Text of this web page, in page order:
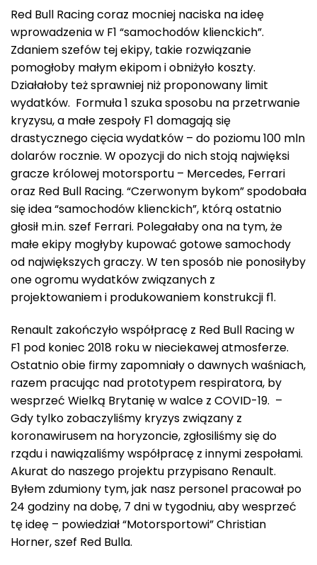
Red Bull Racing coraz mocniej naciska na ideę
wprowadzenia w F1 “samochodów klienckich”.
Zdaniem szefów tej ekipy, takie rozwiązanie
pomogłoby małym ekipom i obniżyło koszty.
Działałoby też sprawniej niż proponowany limit
wydatków. Formuła 1 szuka sposobu na przetrwanie
kryzysu, a małe zespoły F1 domagają się
drastycznego cięcia wydatków – do poziomu 100 mln
dolarów rocznie. W opozycji do nich stoją najwięksi
gracze królowej motorsportu – Mercedes, Ferrari
oraz Red Bull Racing. “Czerwonym bykom” spodobała
się idea “samochodów klienckich”, którą ostatnio
głosił m.in. szef Ferrari. Polegałaby ona na tym, że
małe ekipy mogłyby kupować gotowe samochody
od największych graczy. W ten sposób nie ponosiłyby
one ogromu wydatków związanych z
projektowaniem i produkowaniem konstrukcji f1.
Renault zakończyło współpracę z Red Bull Racing w
F1 pod koniec 2018 roku w nieciekawej atmosferze.
Ostatnio obie firmy zapomniały o dawnych waśniach,
razem pracując nad prototypem respiratora, by
wesprzeć Wielką Brytanię w walce z COVID-19. –
Gdy tylko zobaczyliśmy kryzys związany z
koronawirusem na horyzoncie, zgłosiliśmy się do
rządu i nawiązaliśmy współpracę z innymi zespołami.
Akurat do naszego projektu przypisano Renault.
Byłem zdumiony tym, jak nasz personel pracował po
24 godziny na dobę, 7 dni w tygodniu, aby wesprzeć
tę ideę – powiedział “Motorsportowi” Christian
Horner, szef Red Bulla.